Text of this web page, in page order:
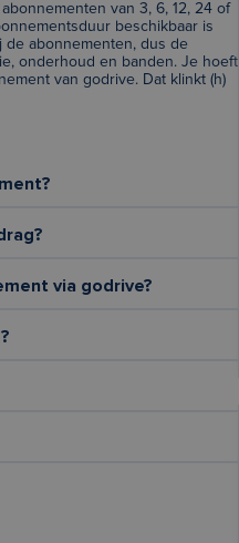
van 3, 6, 12, 24 of
beschikbaar is
de abonnementen, dus de
onderhoud en banden. Je hoeft
van godrive. Dat klinkt (h)
via godrive?